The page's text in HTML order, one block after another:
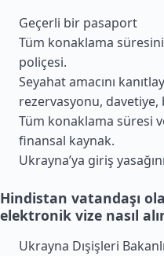
Geçerli bir pasaport
Tüm konaklama
poliçesi.
Seyahat amacını
rezervasyonu, davetiye,
Tüm konaklama süresi
finansal kaynak.
Ukrayna’ya giriş
Hindistan vatandaşı
elektronik vize nasıl
Ukrayna Dışişleri